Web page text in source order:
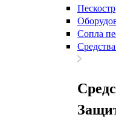
Сопла